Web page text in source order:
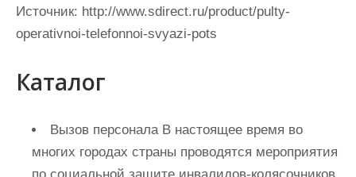
Источник: http://www.sdirect.ru/product/pulty-
operativnoi-telefonnoi-svyazi-pots
Каталог
Вызов персонала В настоящее время во
многих городах страны проводятся мероприятия
по социальной защите инвалидов-колясочников